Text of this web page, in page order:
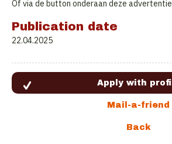
Of via de button onderaan deze advertentie
Publication date
22.04.2025